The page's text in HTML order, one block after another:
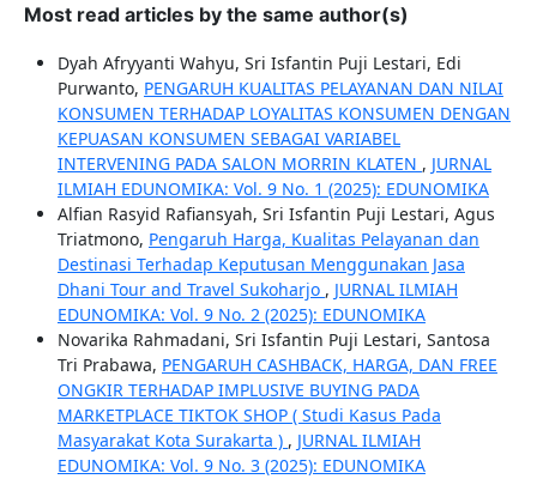
Most read articles by the same author(s)
Dyah Afryyanti Wahyu, Sri Isfantin Puji Lestari, Edi
Purwanto, PENGARUH KUALITAS PELAYANAN DAN NILAI
KONSUMEN TERHADAP LOYALITAS KONSUMEN DENGAN
KEPUASAN KONSUMEN SEBAGAI VARIABEL
INTERVENING PADA SALON MORRIN KLATEN , JURNAL
ILMIAH EDUNOMIKA: Vol. 9 No. 1 (2025): EDUNOMIKA
Alfian Rasyid Rafiansyah, Sri Isfantin Puji Lestari, Agus
Triatmono, Pengaruh Harga, Kualitas Pelayanan dan
Destinasi Terhadap Keputusan Menggunakan Jasa
Dhani Tour and Travel Sukoharjo , JURNAL ILMIAH
EDUNOMIKA: Vol. 9 No. 2 (2025): EDUNOMIKA
Novarika Rahmadani, Sri Isfantin Puji Lestari, Santosa
Tri Prabawa, PENGARUH CASHBACK, HARGA, DAN FREE
ONGKIR TERHADAP IMPLUSIVE BUYING PADA
MARKETPLACE TIKTOK SHOP ( Studi Kasus Pada
Masyarakat Kota Surakarta ) , JURNAL ILMIAH
EDUNOMIKA: Vol. 9 No. 3 (2025): EDUNOMIKA